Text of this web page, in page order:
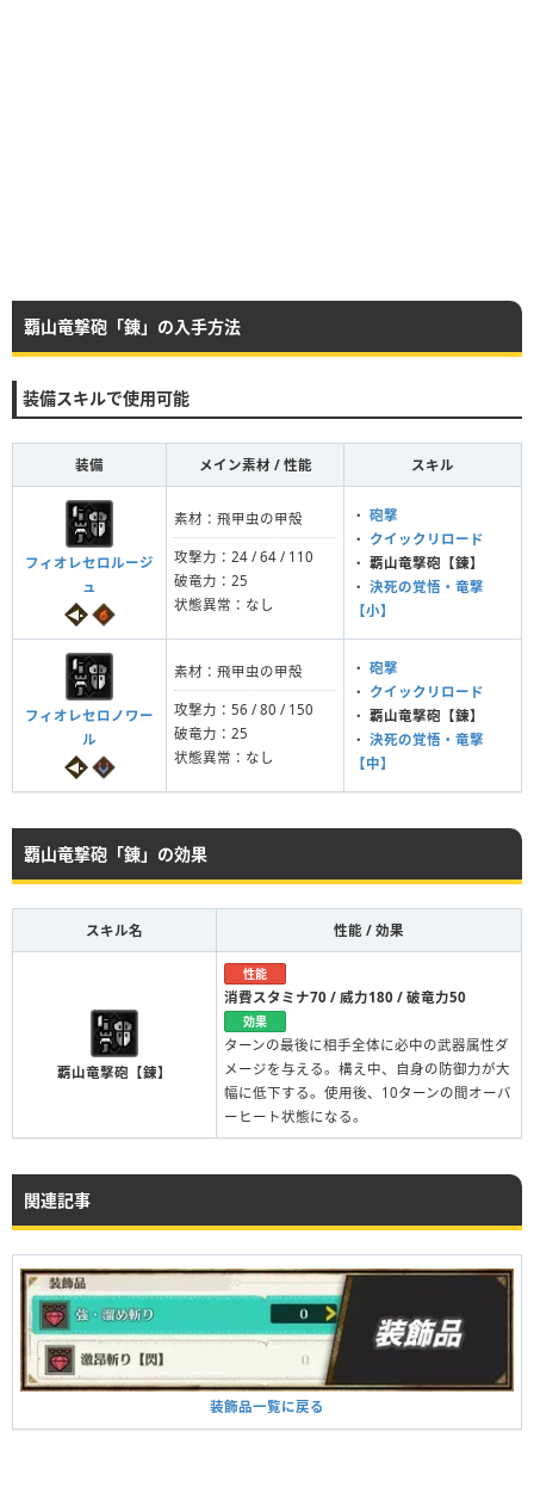
覇山竜撃砲「錬」の入手方法
装備スキルで使用可能
装備 メイン素材 / 性能 スキル
フィオレセロルージ
ュ
素材：飛甲虫の甲殻
攻撃力：24 / 64 / 110
破竜力：25
状態異常：なし
・ 砲撃
・ クイックリロード
・ 覇山竜撃砲【錬】
・ 決死の覚悟・竜撃
【小】
フィオレセロノワー
ル
素材：飛甲虫の甲殻
攻撃力：56 / 80 / 150
破竜力：25
状態異常：なし
・ 砲撃
・ クイックリロード
・ 覇山竜撃砲【錬】
・ 決死の覚悟・竜撃
【中】
覇山竜撃砲「錬」の効果
スキル名 性能 / 効果
覇山竜撃砲【錬】
性能
消費スタミナ70 / 威力180 / 破竜力50
効果
ターンの最後に相手全体に必中の武器属性ダ
メージを与える。構え中、自身の防御力が大
幅に低下する。使用後、10ターンの間オーバ
ーヒート状態になる。
関連記事
装飾品一覧に戻る